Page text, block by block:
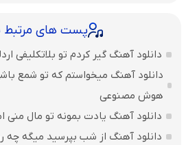
پست های مرتبط
دانلود آهنگ گیر کردم تو بلاتکلیفی
دانلود آهنگ میخواستم که تو شمع
هوش مصنوعی
دانلود آهنگ یادت بمونه تو مال منی
دانلود آهنگ از شب بپرسید میگه چه